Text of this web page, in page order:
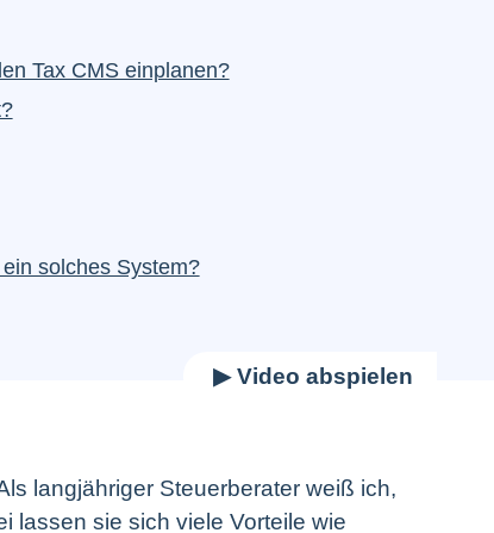
Tax CMS einplanen?
solches System?
langjähriger Steuerberater weiß ich,
lassen sie sich viele Vorteile wie